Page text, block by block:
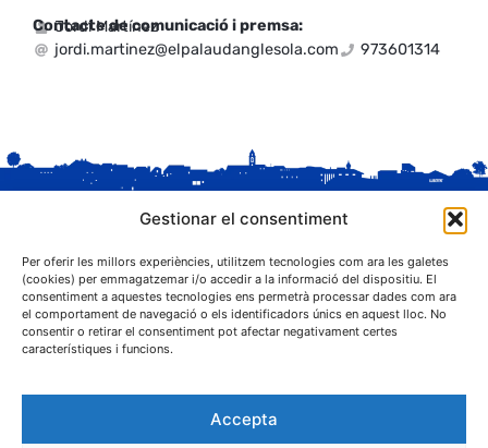
Gestionar el consentiment
Per oferir les millors experiències, utilitzem tecnologies com ara les galetes
(cookies) per emmagatzemar i/o accedir a la informació del dispositiu. El
consentiment a aquestes tecnologies ens permetrà processar dades com ara
el comportament de navegació o els identificadors únics en aquest lloc. No
consentir o retirar el consentiment pot afectar negativament certes
característiques i funcions.
Accepta
Contacte de comunicació i premsa:
Jordi Martínez
jordi.martinez@elpalaudanglesola.com
973601314
C. Sant Josep, 1
25243 El Palau d'Anglesola (Pla d'Urgell)